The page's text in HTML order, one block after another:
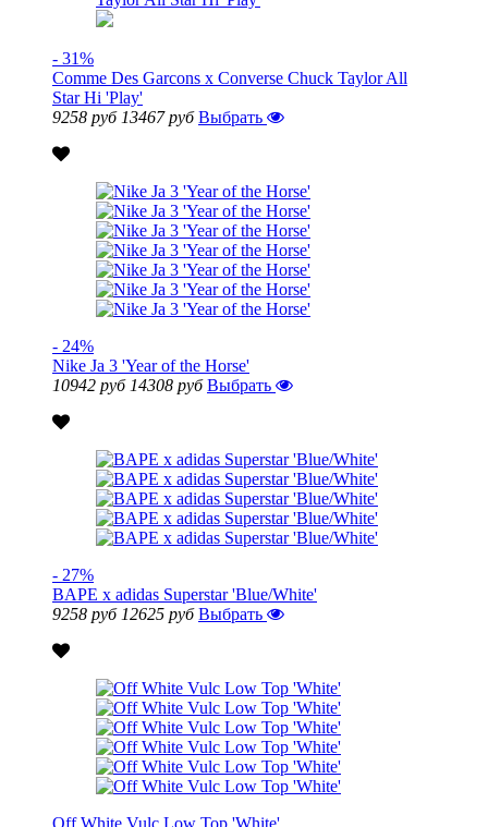
- 31%
Comme Des Garcons x Converse Chuck Taylor All
Star Hi 'Play'
9258 руб 13467 руб Выбрать
- 24%
Nike Ja 3 'Year of the Horse'
10942 руб 14308 руб Выбрать
- 27%
BAPE x adidas Superstar 'Blue/White'
9258 руб 12625 руб Выбрать